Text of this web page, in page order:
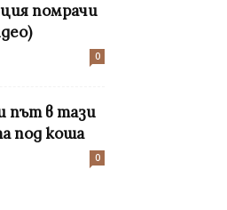
помрачи
0
път в тази
под коша
0